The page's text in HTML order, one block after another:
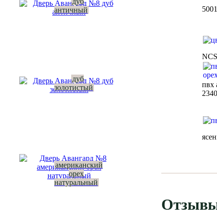
античный
дуб
золотистый
американский
орех
натуральный
пвх